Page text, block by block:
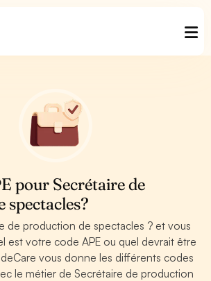
pour Secrétaire de
spectacles?
de production de spectacles ? et vous
est votre code APE ou quel devrait être
vous donne les différents codes
le métier de Secrétaire de production